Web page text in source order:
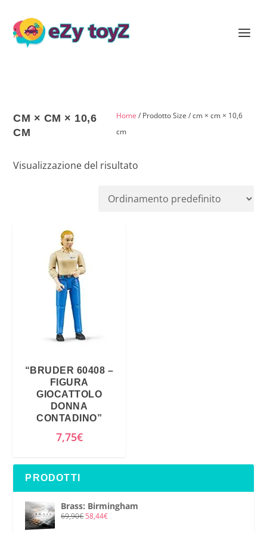
CM × CM × 10,6
CM
Home / Prodotto Size / cm × cm × 10,6
cm
Visualizzazione del risultato
“BRUDER 60408 –
FIGURA
GIOCATTOLO
DONNA
CONTADINO”
7,75€
PRODOTTI
Brass: Birmingham
69,90€ 58,44€